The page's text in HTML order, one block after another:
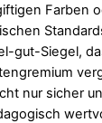
Farben
gut-Siegel,
nur sicher